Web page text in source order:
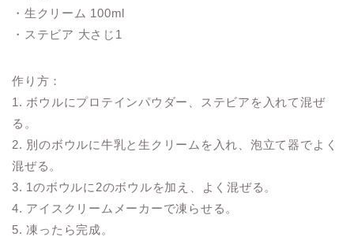
・生クリーム 100ml
・ステビア 大さじ1
作り方：
1. ボウルにプロテインパウダー、ステビアを入れて混ぜ
る。
2. 別のボウルに牛乳と生クリームを入れ、泡立て器でよく
混ぜる。
3. 1のボウルに2のボウルを加え、よく混ぜる。
4. アイスクリームメーカーで凍らせる。
5. 凍ったら完成。